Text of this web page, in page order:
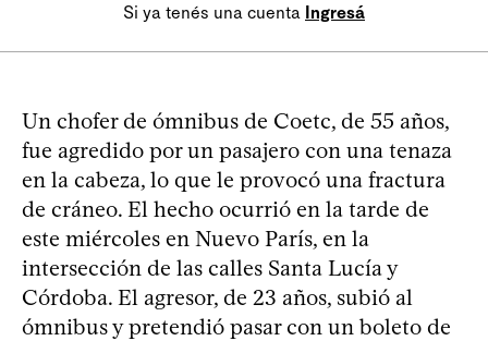
Si ya tenés una cuenta Ingresá
Un chofer de ómnibus de Coetc, de 55 años,
fue agredido por un pasajero con una tenaza
en la cabeza, lo que le provocó una fractura
de cráneo. El hecho ocurrió en la tarde de
este miércoles en Nuevo París, en la
intersección de las calles Santa Lucía y
Córdoba. El agresor, de 23 años, subió al
ómnibus y pretendió pasar con un boleto de